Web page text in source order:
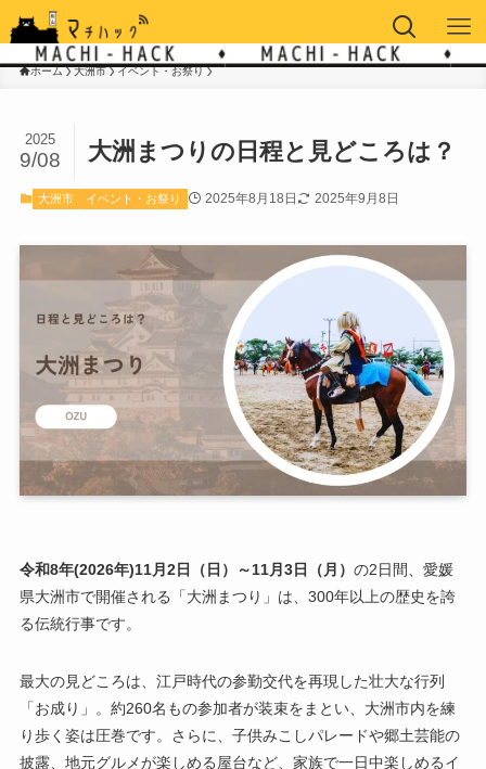
ホーム 大洲市 イベント・お祭り
大洲まつりの日程と見どころは？
2025
9/08
大洲市 イベント・お祭り 2025年8月18日 2025年9月8日
令和8年(2026年)11月 2日 （日）～11月 3日 （月） の2日間、愛媛
県大洲市で開催される「大洲まつり」は、300年以上の歴史を誇
る伝統行事です。
最大の見どころは、江戸時代の参勤交代を再現した壮大な行列
「お成り」。約260名もの参加者が装束をまとい、大洲市内を練
り歩く姿は圧巻です。さらに、子供みこしパレードや郷土芸能の
披露、地元グルメが楽しめる屋台など、家族で一日中楽しめるイ